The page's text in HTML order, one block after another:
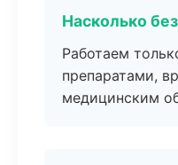
Насколько
Работаем
препаратами,
медицинским